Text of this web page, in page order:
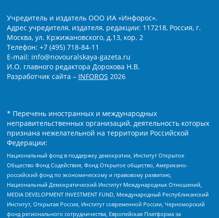
Учредитель и издатель ООО ИА «Инфорос».
Адрес учредителя, издателя, редакции: 117218, Россия, г.
Москва, ул. Кржижановского, д.13, кор. 2
Телефон: +7 (495) 718-84-11
E-mail: info@novouralskaya-gazeta.ru
И.О. главного редактора Дорохова Н.В.
Разработчик сайта – INFOROS 2026
* Перечень иностранных и международных
неправительственных организаций, деятельность которых
признана нежелательной на территории Российской
Федерации:
Национальный фонд в поддержку демократии, Институт Открытое
Общество Фонд Содействия, Фонд Открытое общество, Американо-
российский фонд по экономическому и правовому развитию,
Национальный Демократический Институт Международных Отношений,
MEDIA DEVELOPMENT INVESTMENT FUND, Международный Республиканский
Институт, Открытая Россия, Институт современной России, Черноморский
фонд регионального сотрудничества, Европейская Платформа за